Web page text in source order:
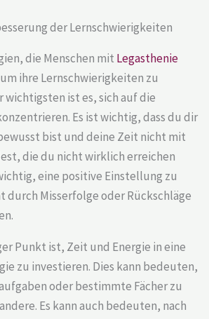
der Lernschwierigkeiten
die Menschen mit Legasthenie
ihre Lernschwierigkeiten zu
wichtigsten ist es, sich auf die
Es ist wichtig, dass du dir
bist und deine Zeit nicht mit
die du nicht wirklich erreichen
eine positive Einstellung zu
durch Misserfolge oder Rückschläge
Punkt ist, Zeit und Energie in eine
zu investieren. Dies kann bedeuten,
oder bestimmte Fächer zu
Es kann auch bedeuten, nach